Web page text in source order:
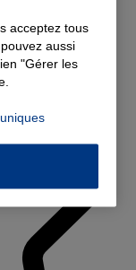
acceptez tous
aussi
"Gérer les